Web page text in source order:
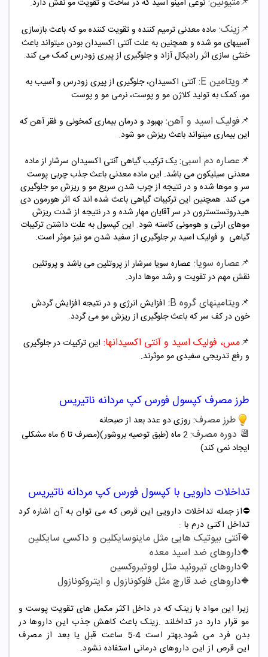
📌زینک: ماده معدنی ترمیم کننده و تقویت کننده مو که باعث بازسازی
آسیبهای مو شده و همچنین به علت آنتی اکسیدان بودن میتواند باعث
خنثی سازی اثر رادیکال آزاد و جلوگیری از پیری زودرس کمک می کند.
📌ویتامین E:
آنتی اکسیدان، جلوگیری از پیری زودرس و آسیب به
مو، کمک به تولید کلاژن مو و پوست، نرمی مو و پوست
📌فولیک اسید و آهن: بهبود و درمان بیماری کمخونی و فقر آهن که
این بیماری میتواند باعث ریزش مو شود.
📌عصاره دم اسبی:یک ترکیب گیاهی آنتی اکسیدان سرشار از ماده
معدنی سیلیکون می باشد. این ماده معدنی باعث جذب چربی پوست
سر و موها شده و در نتیجه از چرب شدن سریع مو و ریزش مو جلوگیری
می کند. همچنین این ترکیبات گیاهی باعث شده اند که اثر هورمون دی
هیدروتستسترون در سر آقایان مهار شده و در نتیجه از شدت ریزش
موهای ارثی و هومونی کاسته شود. این کپسول به علت داشتن ترکیبات
گیاهی و فولیک اسید بر جلوگیری از سفید شدن مو نیز موثر است.
📌عصاره سویا: عصاره سویا سرشار از پروتئین می باشد و پروتئین
نقش مهم در تقویت و رشد موها دارد.
📌ویتامینهای گروه B:
افزایش انرژی و در نتیجه افزایش گردش
خون در کف سر که باعث جلوگیری از ریزش مو می گردد.
📌مس، فولیک اسید و آنتی اکسیدانها: این ترکیبات در جلوگیری
و رفع تدریجی سفیدی مو موثرند.
طرز مصرف کپسول فورس کپ مردانه ناتیریس
طرز مصرف: روزی دو عدد بعد از صبحانه
📆 دوره مصرف:
2 ماه (طبق توصیه بروشور)(مصرف تا 6 ماه مشکلی
ایجاد نمی کند)
تداخلات دارویی با کپسول فورس کپ مردانه ناتیریس
⛔️از جمله تداخلات دارویی این قرص که می توان به آن اشاره کرد
تداخل اکتی درم با :
🔷آنتی بیوتیک هایی مثل ماینوسایکلین و داکسی سایکلین
🔷داروهای ضد اسید معده
🔷داروهای تیروئید مثل لووتیروکسین
🔷داروهای ضد قارچ مثل فلوکونازول و ایتروکونازول
زیرا این مواد با زینک که در داخل اکثر مکمل های تقویت پوست و
مو قرار دارد در تداخلند .زینک باعث کاهش جذب این داروها در
بدن فرد می شود.بهتر است 4-5 ساعت قبل یا بعد از مصرف
این قرص از این داروهای درمانی استفاده نشود.